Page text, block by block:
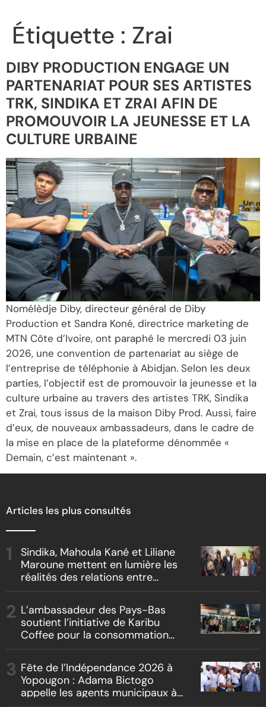
Étiquette : Zrai
DIBY PRODUCTION ENGAGE UN
PARTENARIAT POUR SES ARTISTES
TRK, SINDIKA ET ZRAI AFIN DE
PROMOUVOIR LA JEUNESSE ET LA
CULTURE URBAINE
Nomélèdje Diby, directeur général de Diby
Production et Sandra Koné, directrice marketing de
MTN Côte d’Ivoire, ont paraphé le mercredi 03 juin
2026, une convention de partenariat au siège de
l’entreprise de téléphonie à Abidjan. Selon les deux
parties, l’objectif est de promouvoir la jeunesse et la
culture urbaine au travers des artistes TRK, Sindika
et Zrai, tous issus de la maison Diby Prod. Aussi, faire
d’eux, de nouveaux ambassadeurs, dans le cadre de
la mise en place de la plateforme dénommée «
Demain, c’est maintenant ».
Articles les plus consultés
Sindika, Mahoula Kané et Liliane
Maroune mettent en lumière les
réalités des relations entre
L’ambassadeur des Pays-Bas
soutient l’initiative de Karibu
Coffee pour la consommation
Fête de l’Indépendance 2026 à
Yopougon : Adama Bictogo
appelle les agents municipaux à